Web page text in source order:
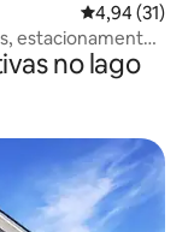
4,94 de uma
4,94 (31)
estacionamento
no lago